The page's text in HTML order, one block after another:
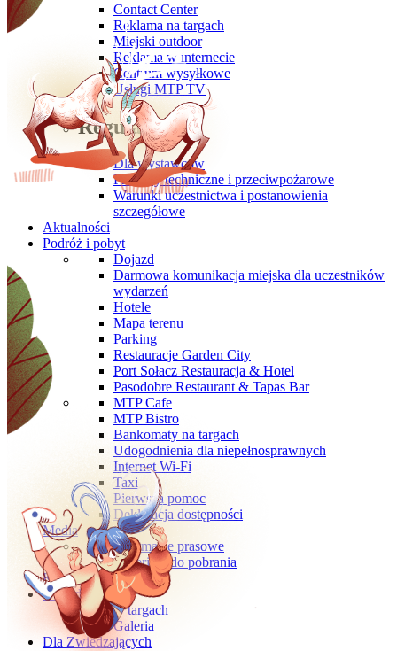
Contact Center
Reklama na targach
Miejski outdoor
Reklama w internecie
Centrum wysyłkowe
Usługi MTP TV
Regulaminy
Dla wystawców
Przepisy techniczne i przeciwpożarowe
Warunki uczestnictwa i postanowienia
szczegółowe
Aktualności
Podróż i pobyt
Dojazd
Darmowa komunikacja miejska dla uczestników
wydarzeń
Hotele
Mapa terenu
Parking
Restauracje Garden City
Port Sołacz Restauracja & Hotel
Pasodobre Restaurant & Tapas Bar
MTP Cafe
MTP Bistro
Bankomaty na targach
Udogodnienia dla niepełnosprawnych
Internet Wi-Fi
Taxi
Pierwsza pomoc
Deklaracja dostępności
Media
Informacje prasowe
Materiały do pobrania
Kontakt
O wydarzeniu
O targach
Galeria
Dla Zwiedzających